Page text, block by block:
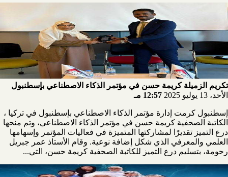
تكريم الزميلة كريمة حسن في مؤتمر الذكاء الاصطناعي بإسطنبول
الأحد، 13 يوليو 2025
12:57 مـ
إسطنبول كرمت إدارة مؤتمر الذكاء الاصطناعي بإسطنبول في تركيا ،
الكاتبة الصحفية كريمة حسن في مؤتمر الذكاء الاصطناعي، وتم منحها
درع التميز تقديرًا لمشاركتها المتميزة في فعاليات المؤتمر وإسهامها
العلمي والمعرفي الذي شكل إضافة نوعية. وقام الأستاذ عمر جبريل
رحومة، بتسليم درع التميز للكاتبة الصحفية كريمة حسن، التي...